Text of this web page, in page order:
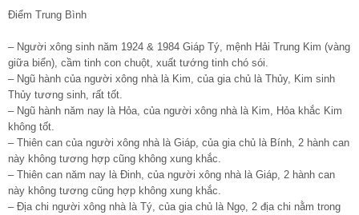
Điểm Trung Bình
– Người xông sinh năm 1924 & 1984 Giáp Tý, mệnh Hải Trung Kim (vàng
giữa biển), cầm tinh con chuột, xuất tướng tinh chó sói.
– Ngũ hành của người xông nhà là Kim, của gia chủ là Thủy, Kim sinh
Thủy tương sinh, rất tốt.
– Ngũ hành năm nay là Hỏa, của người xông nhà là Kim, Hỏa khắc Kim
không tốt.
– Thiên can của người xông nhà là Giáp, của gia chủ là Bính, 2 hành can
này không tương hợp cũng không xung khắc.
– Thiên can năm nay là Đinh, của người xông nhà là Giáp, 2 hành can
này không tương cũng hợp không xung khắc.
– Địa chi người xông nhà là Tý, của gia chủ là Ngọ, 2 địa chi nằm trong